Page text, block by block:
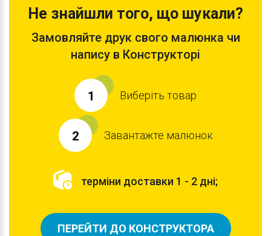
Не знайшли того, що шукали?
Замовляйте друк свого малюнка чи
напису в Конструкторі
1 Виберіть товар
2 Завантажте малюнок
терміни доставки 1 - 2 дні;
ПЕРЕЙТИ ДО КОНСТРУКТОРА